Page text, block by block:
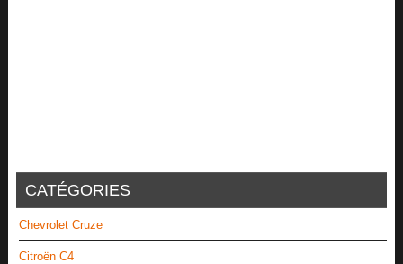
CATÉGORIES
Chevrolet Cruze
Citroën C4